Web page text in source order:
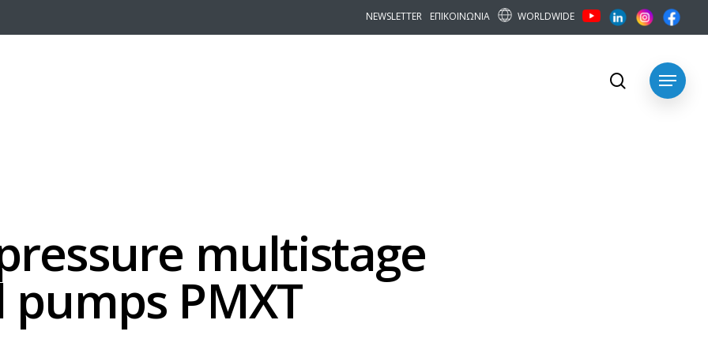
NEWSLETTER ΕΠΙΚΟΙΝΩΝΙΑ WORLDWIDE
Menu
search
multistage
PMXT